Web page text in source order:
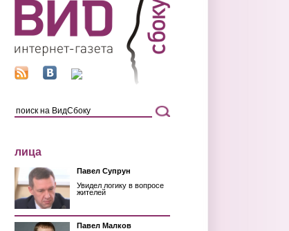
лица
Павел Супрун
Увидел логику в вопросе
жителей
Павел Малков